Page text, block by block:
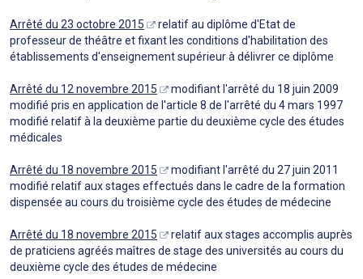
Arrêté du 23 octobre 2015
relatif au diplôme d'Etat de
professeur de théâtre et fixant les conditions d'habilitation des
établissements d'enseignement supérieur à délivrer ce diplôme
Arrêté du 12 novembre 2015
modifiant l'arrêté du 18 juin 2009
modifié pris en application de l'article 8 de l'arrêté du 4 mars 1997
modifié relatif à la deuxième partie du deuxième cycle des études
médicales
Arrêté du 18 novembre 2015
modifiant l'arrêté du 27 juin 2011
modifié relatif aux stages effectués dans le cadre de la formation
dispensée au cours du troisième cycle des études de médecine
Arrêté du 18 novembre 2015
relatif aux stages accomplis auprès
de praticiens agréés maîtres de stage des universités au cours du
deuxième cycle des études de médecine